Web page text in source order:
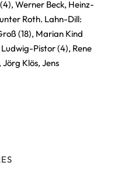
Werner Beck, Heinz-
Roth. Lahn-Dill:
(18), Marian Kind
Pistor (4), Rene
Jörg Klös, Jens